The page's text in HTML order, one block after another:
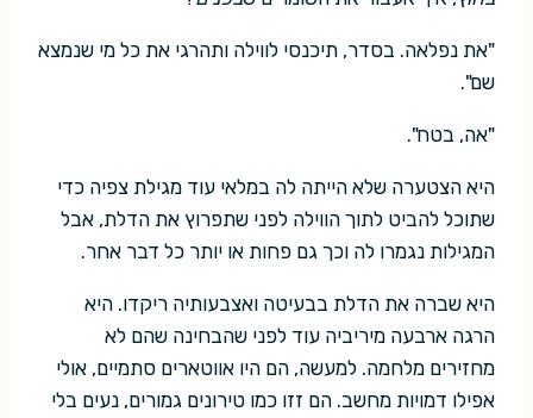
"את נפלאה. בסדר, תיכנסי לווילה ותהרגי את כל מי שנמצא
שם".
"אה, בטח".
היא הצטערה שלא הייתה לה במלאי עוד מגילת צפיה כדי
שתוכל להביט לתוך הווילה לפני שתפרוץ את הדלת, אבל
המגילות נגמרו לה וכך גם פחות או יותר כל דבר אחר.
היא שברה את הדלת בבעיטה ואצבעותיה ריקדו. היא
הרגה ארבעה מיריביה עוד לפני שהבחינה שהם לא
מחזירים מלחמה. למעשה, הם היו אווטארים סתמיים, אולי
אפילו דמויות מחשב. הם זזו כמו טירונים גמורים, נעים בלי